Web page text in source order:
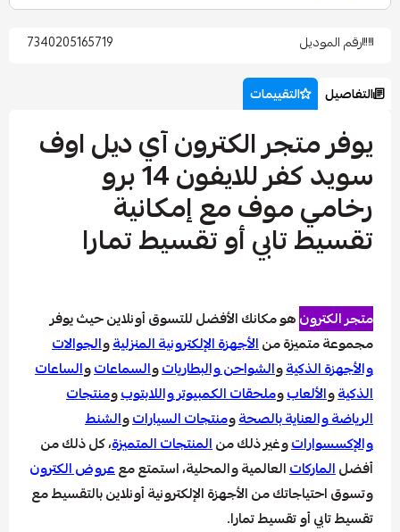
7340205165719
التقييمات
الكترون آي ديل اوف
سويد كفر للايفون 14 برو
موف مع إمكانية
تابي أو تقسيط تمارا
هو مكانك الأفضل للتسوق أونلاين حيث يوفر
منالأجهزة الإلكترونية المنزليةوالجوالات
والشواحن والبطارياتوالسماعاتوالساعات
وملحقات الكمبيوتر واللابتوبومنتجات
بالصحةومنتجات السياراتوالشنط
وغير ذلك منالمنتجات المتميزة، كل ذلك من
العالمية والمحلية، استمتع مععروض الكترون
من الأجهزة الإلكترونية أونلاين بالتقسيط مع
أو تقسيط تمارا.